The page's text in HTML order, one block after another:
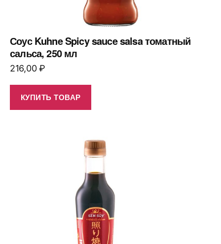
Соус Kuhne Spicy sauce salsa томатный
сальса, 250 мл
216,00₽
КУПИТЬ ТОВАР